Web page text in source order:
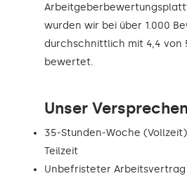
wurden wir bei über 1.000
durchschnittlich mit 4,4 von
bewertet.
Unser Versprechen
35-Stunden-Woche
Teilzeit
Unbefristeter Arbeitsvertrag